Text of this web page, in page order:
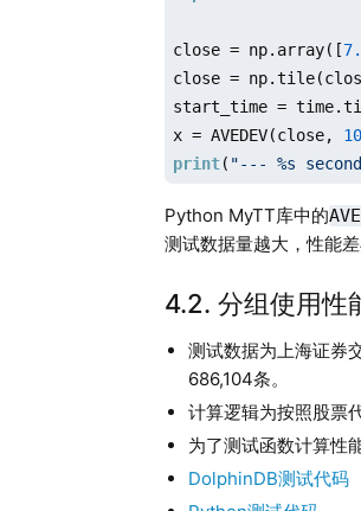
close = np.array([
close =
start_time =
x = AVEDEV(close,
print( "--- %s
Python MyTT库中的
测试数据量越大，性能差
4.2. 分组使用性
测试数据为上海证券
686,104条。
计算逻辑为按照股票
为了测试函数计算性
DolphinDB测试代码